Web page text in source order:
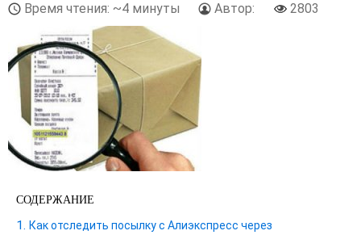
Время чтения: ~4 минуты Автор: 2803
СОДЕРЖАНИЕ
Как отследить посылку с Алиэкспресс через